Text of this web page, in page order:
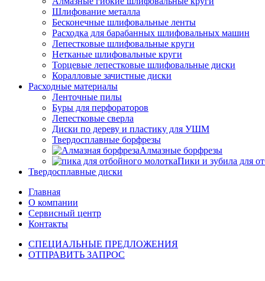
Шлифование металла
Бесконечные шлифовальные ленты
Расходка для барабанных шлифовальных машин
Лепестковые шлифовальные круги
Нетканые шлифовальные круги
Торцевые лепестковые шлифовальные диски
Коралловые зачистные диски
Расходные материалы
Ленточные пилы
Буры для перфораторов
Лепестковые сверла
Диски по дереву и пластику для УШМ
Твердосплавные борфрезы
Алмазные борфрезы
Пики и зубила для
Твердосплавные диски
Главная
О компании
Сервисный центр
Контакты
СПЕЦИАЛЬНЫЕ ПРЕДЛОЖЕНИЯ
ОТПРАВИТЬ ЗАПРОС